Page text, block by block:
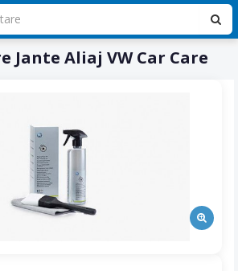
Jante Aliaj VW Car Care